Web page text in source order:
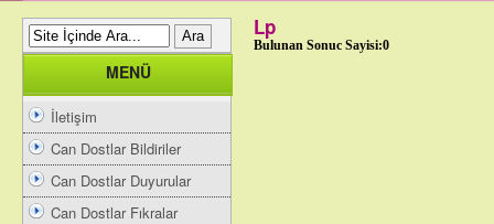
MENÜ
İletişim
Can Dostlar Bildiriler
Can Dostlar Duyurular
Can Dostlar Fıkralar
Lp
Bulunan Sonuc Sayisi:0